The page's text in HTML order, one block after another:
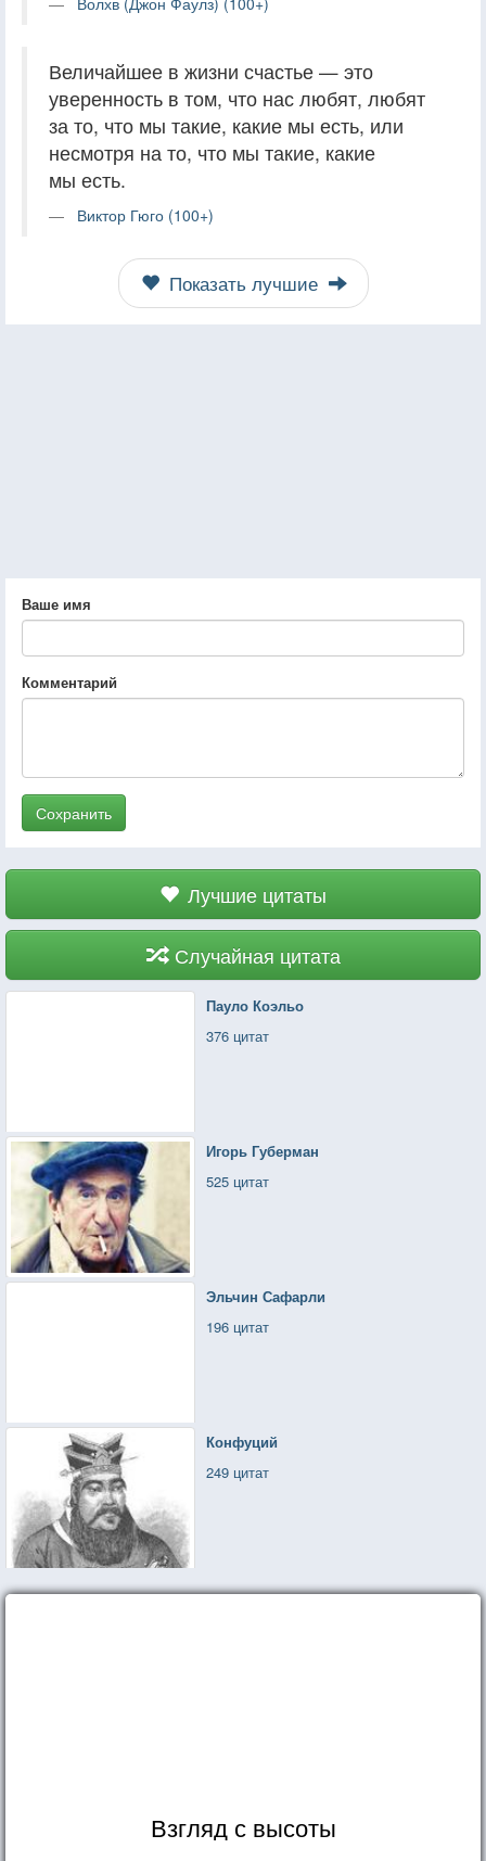
Величайшее в жизни счастье — это
уверенность в том, что нас любят, любят
за то, что мы такие, какие мы есть, или
несмотря на то, что мы такие, какие
мы есть.
Виктор Гюго (100+)
Показать лучшие
Ваше имя
Комментарий
Сохранить
Лучшие цитаты
Случайная цитата
Пауло Коэльо
376 цитат
Игорь Губерман
525 цитат
Эльчин Сафарли
196 цитат
Конфуций
249 цитат
Взгляд с высоты